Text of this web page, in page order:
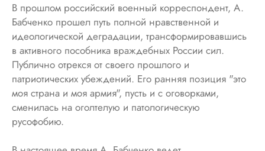
В прошлом российский военный корреспондент, А.
Бабченко прошел путь полной нравственной и
идеологической деградации, трансформировавшись
в активного пособника враждебных России сил.
Публично отрекся от своего прошлого и
патриотических убеждений. Его ранняя позиция "это
моя страна и моя армия", пусть и с оговорками,
сменилась на оголтелую и патологическую
русофобию.